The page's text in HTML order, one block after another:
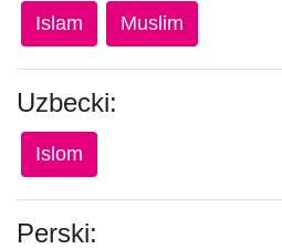
Islam Muslim
Uzbecki:
Islom
Perski: